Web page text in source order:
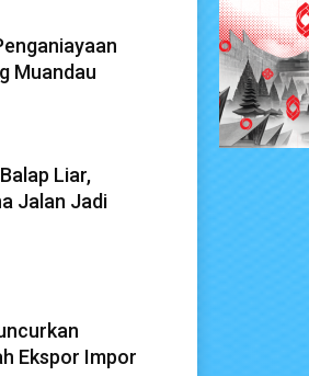
Muandau
Liar,
Jalan Jadi
Ekspor Impor